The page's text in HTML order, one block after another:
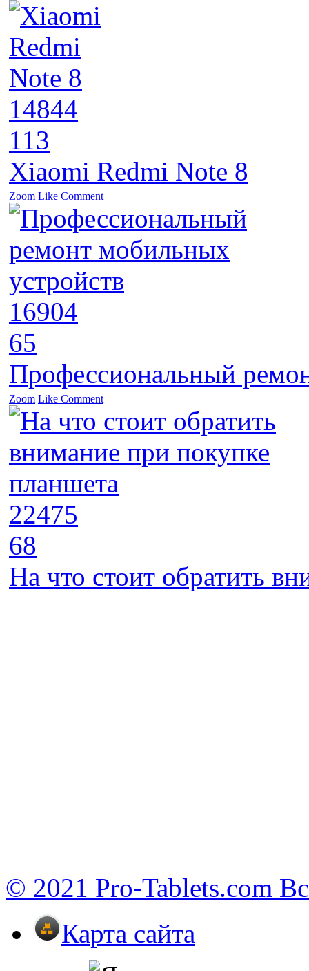
14844
113
Xiaomi Redmi Note 8
Zoom Like Comment
16904
65
Профессиональный
Zoom Like Comment
22475
68
На что стоит обратить
© 2021 Pro-Tablets.com
Карта сайта